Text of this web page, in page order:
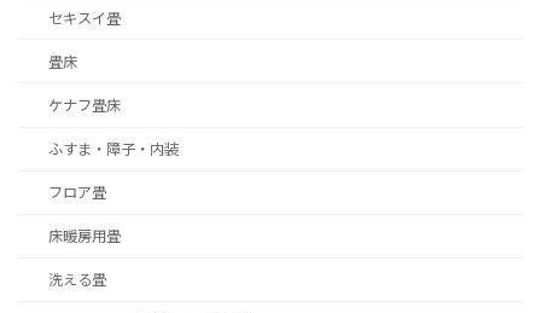
セキスイ畳
畳床
ケナフ畳床
ふすま・障子・内装
フロア畳
床暖房用畳
洗える畳